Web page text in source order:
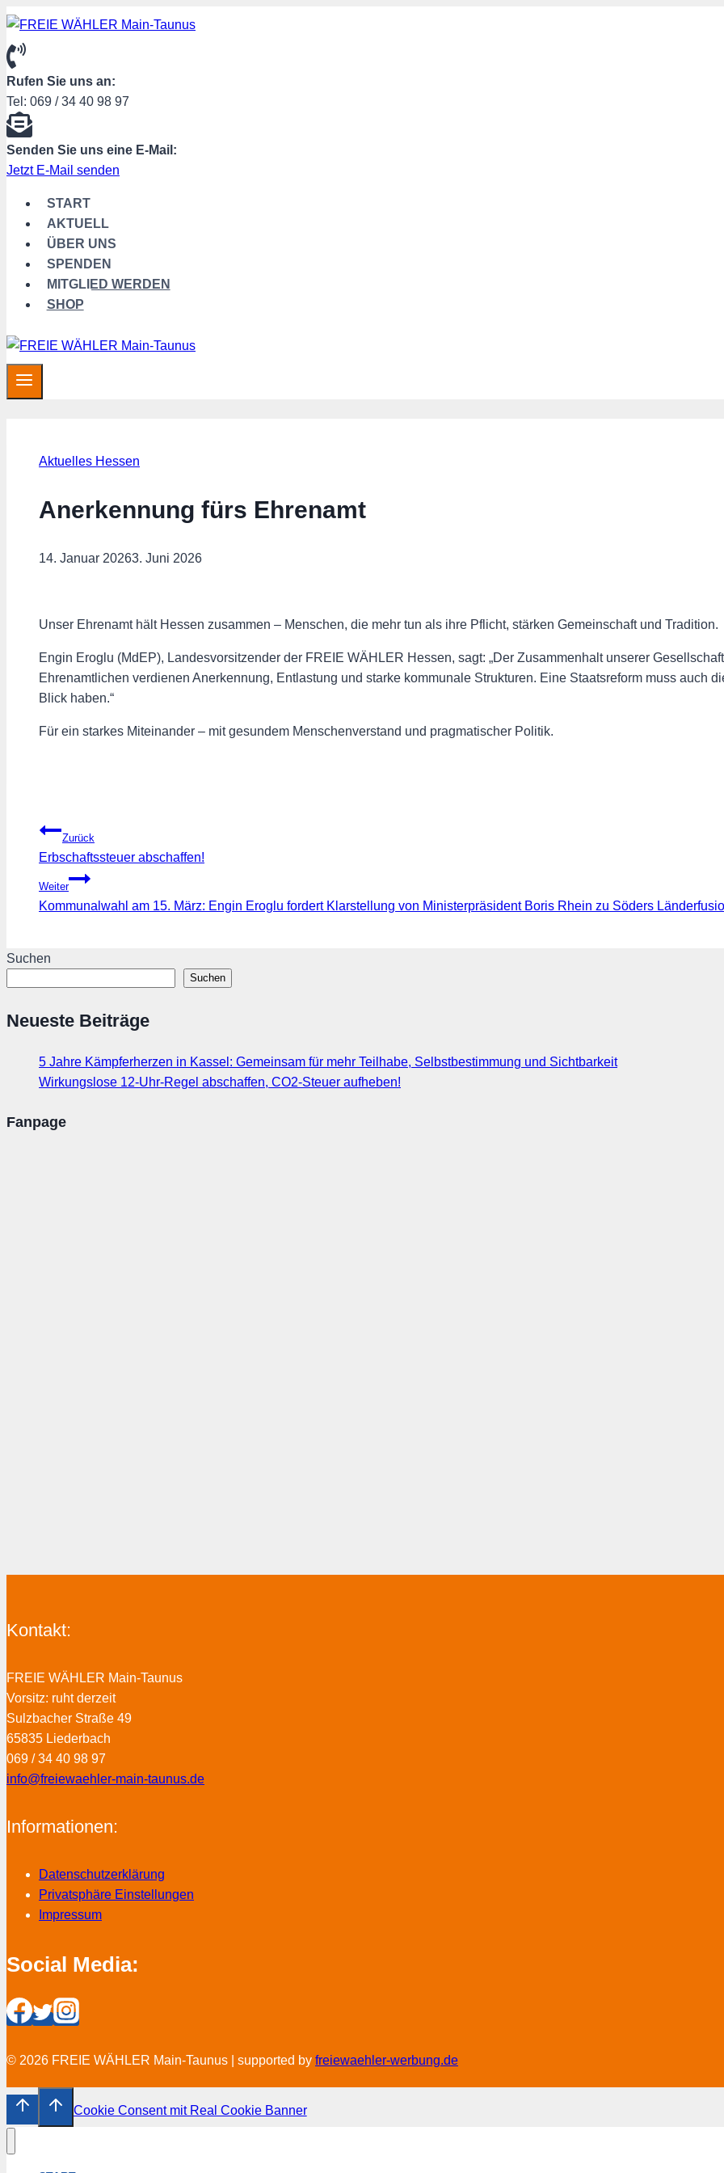
Zum
springen
Rufen Sie uns an:
Tel: 069 / 34 40 98 97
Senden Sie uns eine E-Mail:
Jetzt E-Mail senden
START
AKTUELL
ÜBER UNS
SPENDEN
MITGLIED WERDEN
SHOP
Aktuelles Hessen
Anerkennung fürs Ehrenamt
14. Januar 20263. Juni 2026
Unser Ehrenamt hält Hessen zusammen – Menschen, die mehr tun als ihre Pflicht, stärken Gemeinschaft und Tradition.
️Engin Eroglu (MdEP), Landesvorsitzender der FREIE WÄHLER Hessen, sagt: „Der Zusammenhalt unserer
Ehrenamtlichen verdienen Anerkennung, Entlastung und starke kommunale Strukturen. Eine Staatsreform muss auch
Blick haben.“
Für ein starkes Miteinander – mit gesundem Menschenverstand und pragmatischer Politik.
Beitragsnavigation
Zurück
Erbschaftssteuer abschaffen!
Weiter
Kommunalwahl am 15. März: Engin Eroglu fordert Klarstellung von Ministerpräsident Boris Rhein zu Söders
Suchen
Suchen
Neueste Beiträge
5 Jahre Kämpferherzen in Kassel: Gemeinsam für mehr Teilhabe, Selbstbestimmung und Sichtbarkeit
Wirkungslose 12-Uhr-Regel abschaffen, CO2-Steuer aufheben!
Fanpage
Kontakt:
FREIE WÄHLER Main-Taunus
Vorsitz: ruht derzeit
Sulzbacher Straße 49
65835 Liederbach
069 / 34 40 98 97
info@freiewaehler-main-taunus.de
Informationen:
Datenschutzerklärung
Privatsphäre Einstellungen
Impressum
Social Media:
© 2026 FREIE WÄHLER Main-Taunus | supported by freiewaehler-werbung.de
Cookie Consent mit Real Cookie Banner